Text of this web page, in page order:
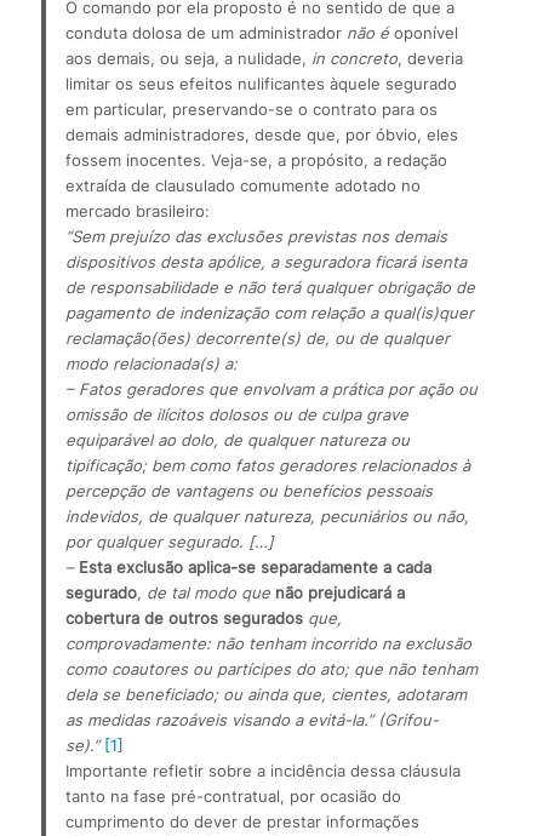
O comando por ela proposto é no sentido de que a
conduta dolosa de um administrador não é oponível
aos demais, ou seja, a nulidade, in concreto, deveria
limitar os seus efeitos nulificantes àquele segurado
em particular, preservando-se o contrato para os
demais administradores, desde que, por óbvio, eles
fossem inocentes. Veja-se, a propósito, a redação
extraída de clausulado comumente adotado no
mercado brasileiro:
“Sem prejuízo das exclusões previstas nos demais
dispositivos desta apólice, a seguradora ficará isenta
de responsabilidade e não terá qualquer obrigação de
pagamento de indenização com relação a qual(is)quer
reclamação(ões) decorrente(s) de, ou de qualquer
modo relacionada(s) a:
– Fatos geradores que envolvam a prática por ação ou
omissão de ilícitos dolosos ou de culpa grave
equiparável ao dolo, de qualquer natureza ou
tipificação; bem como fatos geradores relacionados à
percepção de vantagens ou benefícios pessoais
indevidos, de qualquer natureza, pecuniários ou não,
por qualquer segurado. […]
– Esta exclusão aplica-se separadamente a cada
segurado, de tal modo que não prejudicará a
cobertura de outros segurados que,
comprovadamente: não tenham incorrido na exclusão
como coautores ou partícipes do ato; que não tenham
dela se beneficiado; ou ainda que, cientes, adotaram
as medidas razoáveis visando a evitá-la.” (Grifou-
se).” [1]
Importante refletir sobre a incidência dessa cláusula
tanto na fase pré-contratual, por ocasião do
cumprimento do dever de prestar informações